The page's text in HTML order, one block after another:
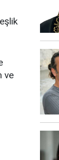
ve